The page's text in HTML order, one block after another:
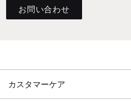
お問い合わせ
カスタマーケア